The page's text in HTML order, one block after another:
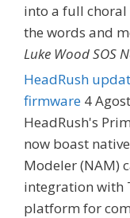
into a full
the words and
Luke Wood SOS
HeadRush
firmware 4
HeadRush's
now boast
Modeler (NAM)
integration with
platform for